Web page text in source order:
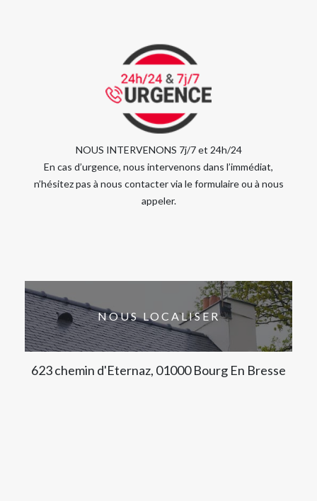
NOUS INTERVENONS 7j/7 et 24h/24
En cas d’urgence, nous intervenons dans l’immédiat,
n’hésitez pas à nous contacter via le formulaire ou à nous
appeler.
NOUS LOCALISER
623 chemin d'Eternaz, 01000 Bourg En Bresse